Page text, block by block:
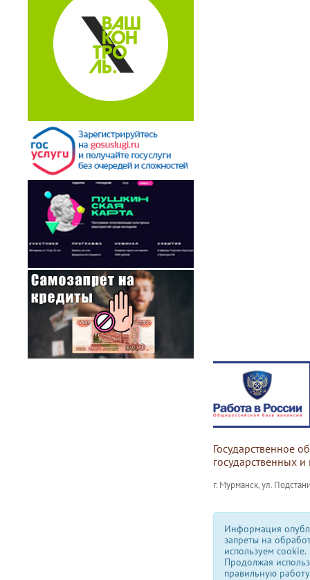
Государственное
государственных
г. Мурманск, ул.
Информация
запреты на
используем сookie.
Продолжая
правильную